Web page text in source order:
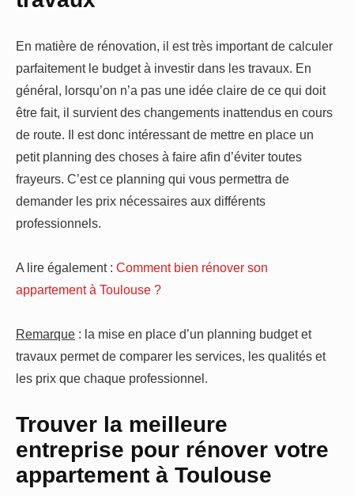
En matière de rénovation, il est très important de calculer
parfaitement le budget à investir dans les travaux. En
général, lorsqu’on n’a pas une idée claire de ce qui doit
être fait, il survient des changements inattendus en cours
de route. Il est donc intéressant de mettre en place un
petit planning des choses à faire afin d’éviter toutes
frayeurs. C’est ce planning qui vous permettra de
demander les prix nécessaires aux différents
professionnels.
A lire également : Comment bien rénover son
appartement à Toulouse ?
Remarque : la mise en place d’un planning budget et
travaux permet de comparer les services, les qualités et
les prix que chaque professionnel.
Trouver la meilleure
entreprise pour rénover votre
appartement à Toulouse